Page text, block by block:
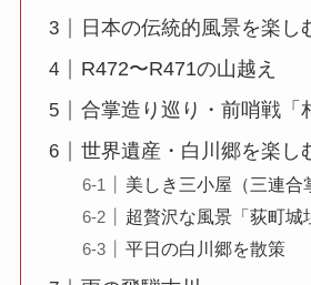
日本の伝統的風景を楽し
R472〜R471の山越え
合掌造り巡り・前哨戦「
世界遺産・白川郷を楽し
美しき三小屋（三連合
超贅沢な風景「荻町城
平日の白川郷を散策